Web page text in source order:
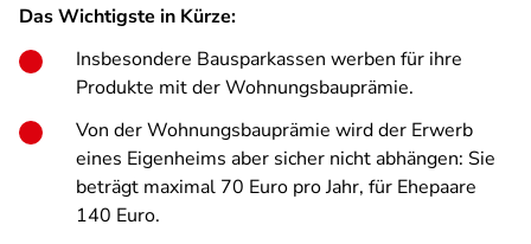
Das Wichtigste in Kürze:
Insbesondere Bausparkassen werben für ihre
Produkte mit der Wohnungsbauprämie.
Von der Wohnungsbauprämie wird der Erwerb
eines Eigenheims aber sicher nicht abhängen: Sie
beträgt maximal 70 Euro pro Jahr, für Ehepaare
140 Euro.